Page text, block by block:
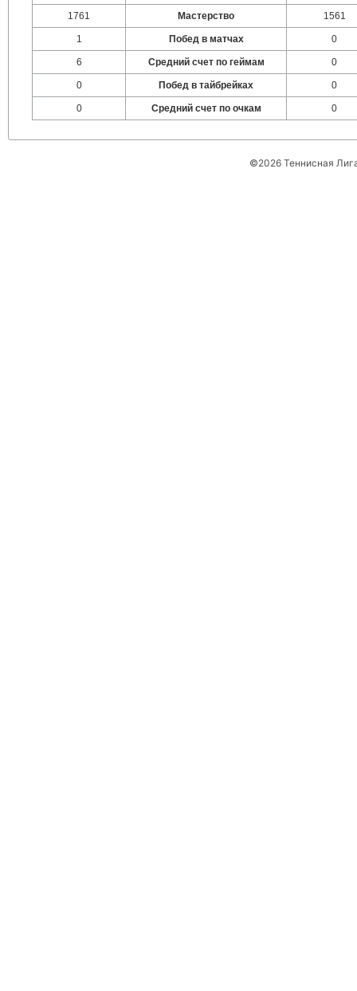
1761 Мастерство 1561
1 Побед в матчах 0
6 Средний счет по геймам 0
0 Побед в тайбрейках 0
0 Средний счет по очкам 0
©2026 Теннисная